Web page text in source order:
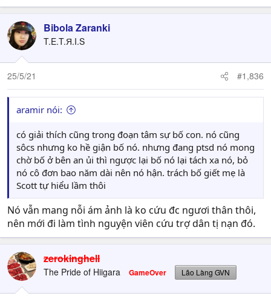
Bibola Zaranki
T.E.T.Я.I.S
25/5/21 #1,836
aramir nói:
có giải thích cũng trong đoạn tâm sự bố con. nó cũng
sôcs nhưng ko hề giận bố nó. nhưng đang ptsd nó mong
chờ bố ở bên an ủi thì ngược lại bố nó lại tách xa nó, bỏ
nó cô đơn bao năm dài nên nó hận. trách bố giết mẹ là
Scott tự hiểu lầm thôi
Nó vẫn mang nỗi ám ảnh là ko cứu đc ngươi thân thôi,
nên mới đi làm tình nguyện viên cứu trợ dân tị nạn đó.
zerokinghell
The Pride of Hiigara GameOver Lão Làng GVN